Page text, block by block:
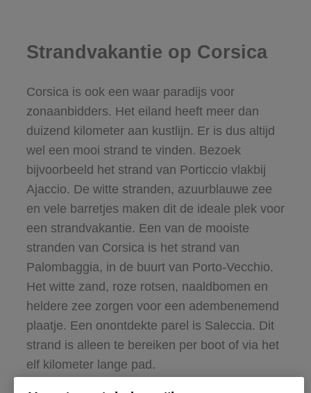
Strandvakantie op Corsica
Corsica is ook een waar paradijs voor
zonaanbidders. Het eiland heeft meer dan
duizend kilometer aan kustlijn. Er is dus altijd
wel een mooi strand te vinden. Bezoek
bijvoorbeeld het strand van Porticcio vlakbij
Ajaccio. De witte stranden, azuurblauwe zee
en vele barretjes maken dit de ideale plek voor
een strandvakantie. Een van de mooiste
stranden van Corsica is het strand van
Palombaggia, in de buurt van Porto-Vecchio.
Het witte zand, roze rotsen, naaldbomen en
heldere zee zorgen voor een adembenemend
plaatje. Een onontdekte parel is Saleccia. Dit
strand is alleen te bereiken per boot of via het
elf kilometer lange pad.